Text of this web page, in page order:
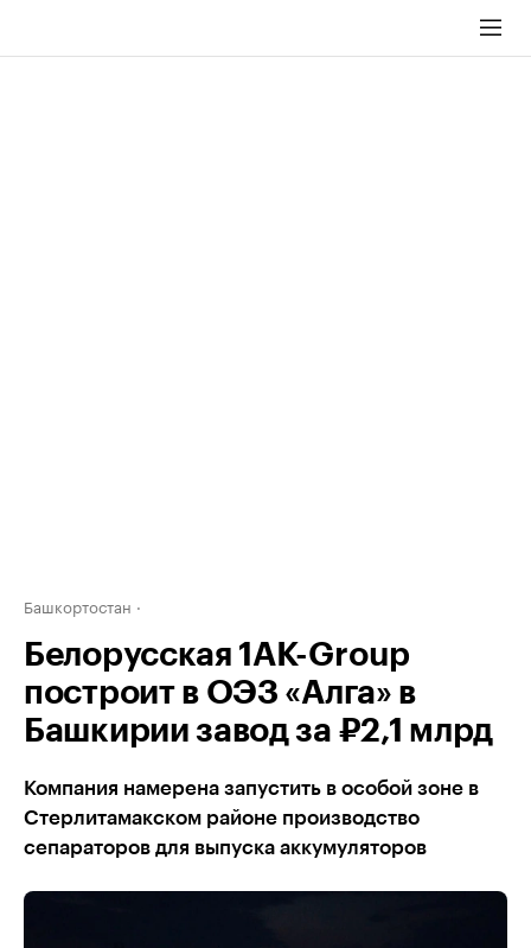
Башкортостан
Белорусская 1АК-Group
построит в ОЭЗ «Алга» в
Башкирии завод за ₽2,1 млрд
Компания намерена запустить в особой зоне в
Стерлитамакском районе производство
сепараторов для выпуска аккумуляторов